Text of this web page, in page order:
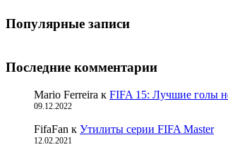
Популярные записи
Последние комментарии
Mario Ferreira к FIFA 15: Лучшие голы
09.12.2022
FifaFan к Утилиты серии FIFA Master
12.02.2021